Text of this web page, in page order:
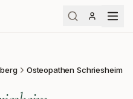
Osteopathen Schriesheim